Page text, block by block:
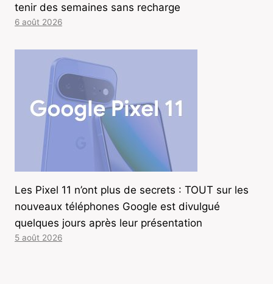
tenir des semaines sans recharge
6 août 2026
Les Pixel 11 n’ont plus de secrets : TOUT sur les
nouveaux téléphones Google est divulgué
quelques jours après leur présentation
5 août 2026